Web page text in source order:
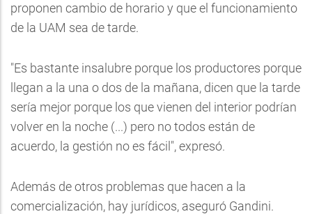
proponen cambio de horario y que el funcionamiento
de la UAM sea de tarde.
"Es bastante insalubre porque los productores porque
llegan a la una o dos de la mañana, dicen que la tarde
sería mejor porque los que vienen del interior podrían
volver en la noche (...) pero no todos están de
acuerdo, la gestión no es fácil", expresó.
Además de otros problemas que hacen a la
comercialización, hay jurídicos, aseguró Gandini.